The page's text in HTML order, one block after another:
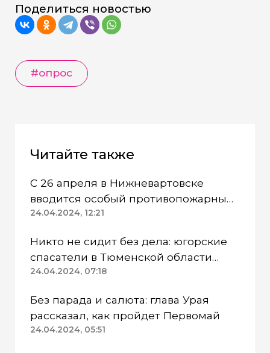
Поделиться новостью
#опрос
Читайте также
С 26 апреля в Нижневартовске
вводится особый противопожарный
режим
24.04.2024, 12:21
Никто не сидит без дела: югорские
спасатели в Тюменской области
работают в две смены
24.04.2024, 07:18
Без парада и салюта: глава Урая
рассказал, как пройдет Первомай
24.04.2024, 05:51